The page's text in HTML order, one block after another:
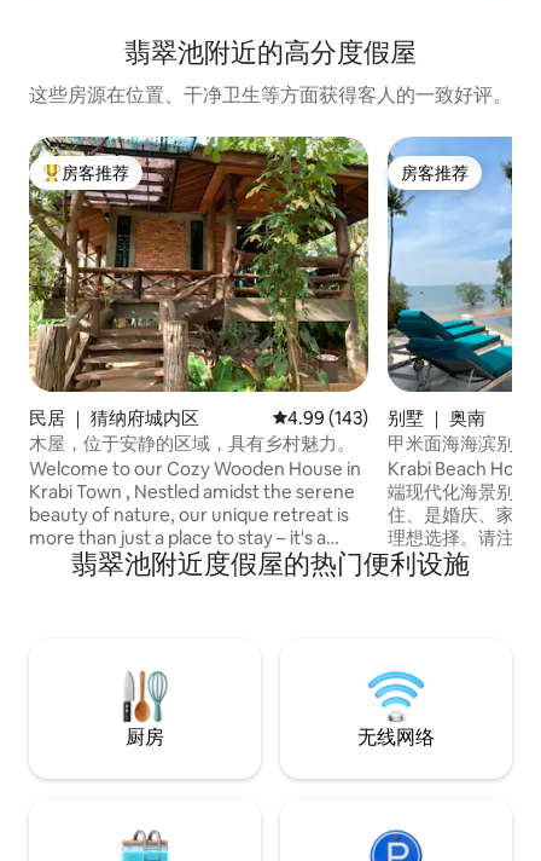
翡翠池附近的高分度假屋
这些房源在位置、干净卫生等方面获得客人的一致好评。
热门「房客推荐」
房客推荐
民居 ｜ 猜纳府城内区 平均评分 4.99 分（满分 5 分），
4.99 (143)
木屋，位于安静的区域，具有乡村魅力。
Welcome to our Cozy Wooden House in
Krabi Town , Nestled amidst the serene
beauty of nature, our unique retreat is
more than just a place to stay – it's a
warm and welcoming haven that feels
like home. Our handcrafted house is a
creating an inviting and comfortable
environment .
房客推荐
房客推荐
别墅 ｜ 奥南
甲米面海海滨别墅
Krabi Beach
端现代化海景别墅
住、是婚庆、家庭
理想选择。请注意
住。 如果预订客
纳2个人,使用现有
带有舒适的沙发、
视节目的大屏电视
现代化风格设备齐
间带有独立浴室的
别墅都覆盖了高
翡翠池附近度假屋的热门便利设施
厨房 无线网络